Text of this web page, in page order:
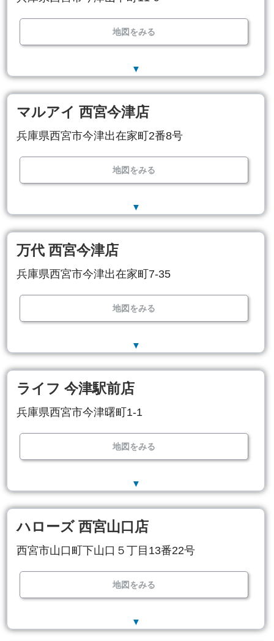
地図をみる
▼
マルアイ 西宮今津店
兵庫県西宮市今津出在家町2番8号
地図をみる
▼
万代 西宮今津店
兵庫県西宮市今津出在家町7-35
地図をみる
▼
ライフ 今津駅前店
兵庫県西宮市今津曙町1-1
地図をみる
▼
ハローズ 西宮山口店
西宮市山口町下山口５丁目13番22号
地図をみる
▼